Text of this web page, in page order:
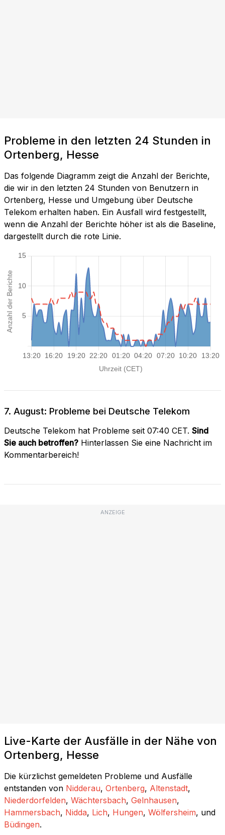
Probleme in den letzten 24 Stunden in
Ortenberg, Hesse
Das folgende Diagramm zeigt die Anzahl der Berichte,
die wir in den letzten 24 Stunden von Benutzern in
Ortenberg, Hesse und Umgebung über Deutsche
Telekom erhalten haben. Ein Ausfall wird festgestellt,
wenn die Anzahl der Berichte höher ist als die Baseline,
dargestellt durch die rote Linie.
7. August: Probleme bei Deutsche Telekom
Deutsche Telekom hat Probleme seit 07:40 CET. Sind
Sie auch betroffen? Hinterlassen Sie eine Nachricht im
Kommentarbereich!
ANZEIGE
Live-Karte der Ausfälle in der Nähe von
Ortenberg, Hesse
Die kürzlichst gemeldeten Probleme und Ausfälle
entstanden von Nidderau, Ortenberg, Altenstadt,
Niederdorfelden, Wächtersbach, Gelnhausen,
Hammersbach, Nidda, Lich, Hungen, Wölfersheim, und
Büdingen.